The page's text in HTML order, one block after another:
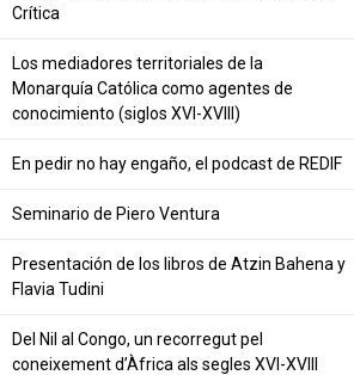
Crítica
Los mediadores territoriales de la
Monarquía Católica como agentes de
conocimiento (siglos XVI-XVIII)
En pedir no hay engaño, el podcast de REDIF
Seminario de Piero Ventura
Presentación de los libros de Atzin Bahena y
Flavia Tudini
Del Nil al Congo, un recorregut pel
coneixement d’Àfrica als segles XVI-XVIII